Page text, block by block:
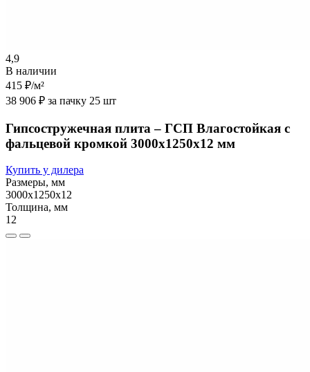
4,9
В наличии
415 ₽/м²
38 906 ₽ за пачку 25 шт
Гипсостружечная плита – ГСП Влагостойкая с
фальцевой кромкой 3000х1250х12 мм
Купить у дилера
Размеры, мм
3000х1250х12
Толщина, мм
12